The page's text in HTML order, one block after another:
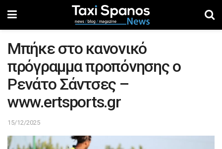
Μπήκε στο κανονικό
πρόγραμμα προπόνησης ο
Ρενάτο Σάντσες –
www.ertsports.gr
15/12/2025